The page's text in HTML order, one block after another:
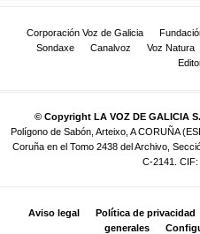
Corporación Voz de Galicia
Sondaxe
Canalvoz Voz Natura
© Copyright LA VOZ DE GALICIA
Polígono de Sabón, Arteixo, A CORUÑA
Coruña en el Tomo 2438 del Archivo,
C-2141. CIF:
Aviso legal Política de privacidad
generales